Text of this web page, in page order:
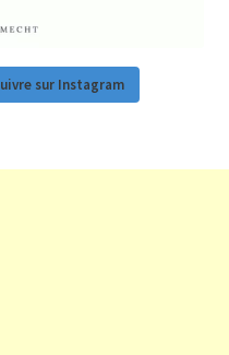
sur Instagram